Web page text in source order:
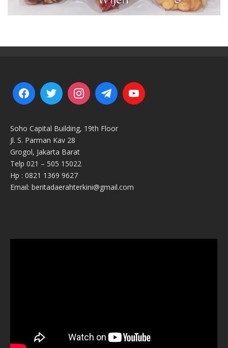
Soho Capital Building, 19th Floor
Jl. S. Parman Kav 28
Grogol, Jakarta Barat
Telp 021 – 505 15022
Hp : 0821 1369 9627
Email: beritadaerahterkini@gmail.com